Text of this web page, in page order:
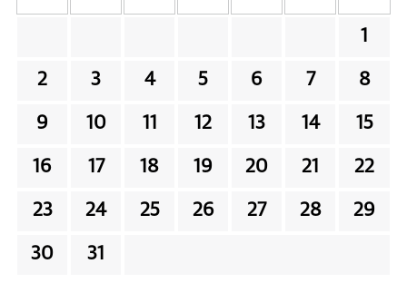
1
2 3 4 5 6 7 8
9 10 11 12 13 14 15
16 17 18 19 20 21 22
23 24 25 26 27 28 29
30 31